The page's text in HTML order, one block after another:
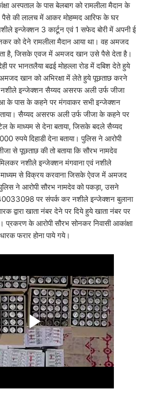
अस्पताल के पास बेलबाग को रामलीला मैदान के
पैसे की लालच में आकर मोहम्मद आरिफ के घर
इन्जेक्शन 3 कार्टून एवं 1 सफेद बोरी में अपनी ई
को देने रामलीला मैदान आया था। वह अमजद
है, जिसके एवज में अमजद खान उसे पैसे देता है।
पर भानतलैया बढई मोहल्ला रोड में दबिश देते हुये
खान को अभिरक्षा में लेते हुये पूछताछ करने
इन्जेक्शन सैय्यद असरफ अली उर्फ जीजा
के पास के कहने पर मंगवाकर सभी इन्जेक्शन
सैय्यद असरफ अली उर्फ जीजा के कहने पर
के माध्यम से देना बताया, जिसके बदले सैय्यद
रुपये दिहाडी देना बताया। पुलिस ने आरोपी
से पूछताछ की तो बताया कि सौरभ नामदेव
नशीले इन्जेक्शन मंगवाना एवं नशीले
से विक्रय करवाना जिसके ऐवज में अमजद
ने आरोपी सौरभ नामदेव को पकड़ा, उसने
पर संपर्क कर नशीले इन्जेक्शन बुलाना
द्वारा खाता नंबर देने पर दिये हुये खाता नंबर पर
प्रकरण के आरोपी सौरभ सोनकर निवासी आकांक्षा
फरार होना पाये गये।